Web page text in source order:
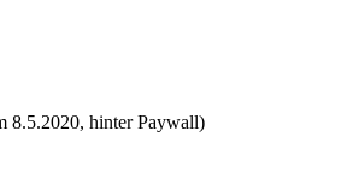
8.5.2020, hinter Paywall)